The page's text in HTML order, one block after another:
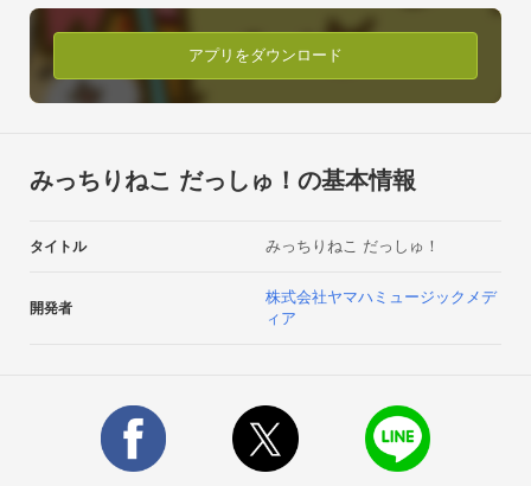
放っておくとなぜかみっちりと集まり続ける、
不思議なねこっぽい生き物。
そんな個性豊かな大勢のみっちりねこ達が
走って、飛んでの大活躍！
操作は簡単！
みっちりねこが左右に動くよ！
■前代未聞の２１匹ラン！？
落ちている「みっちり箱」を拾うとみっちりねこ達が
アプリをダウンロード
みっちりねこ だっしゅ！の基本情報
タイトル みっちりねこ だっしゅ！
開発者
株式会社ヤマハミュージックメデ
ィア